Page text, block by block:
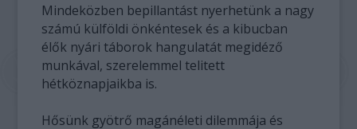
Mindeközben bepillantást nyerhetünk a nagy
számú külföldi önkéntesek és a kibucban
élők nyári táborok hangulatát megidéző
munkával, szerelemmel telitett
hétköznapjaikba is.
Hősünk gyötrő magánéleti dilemmája és